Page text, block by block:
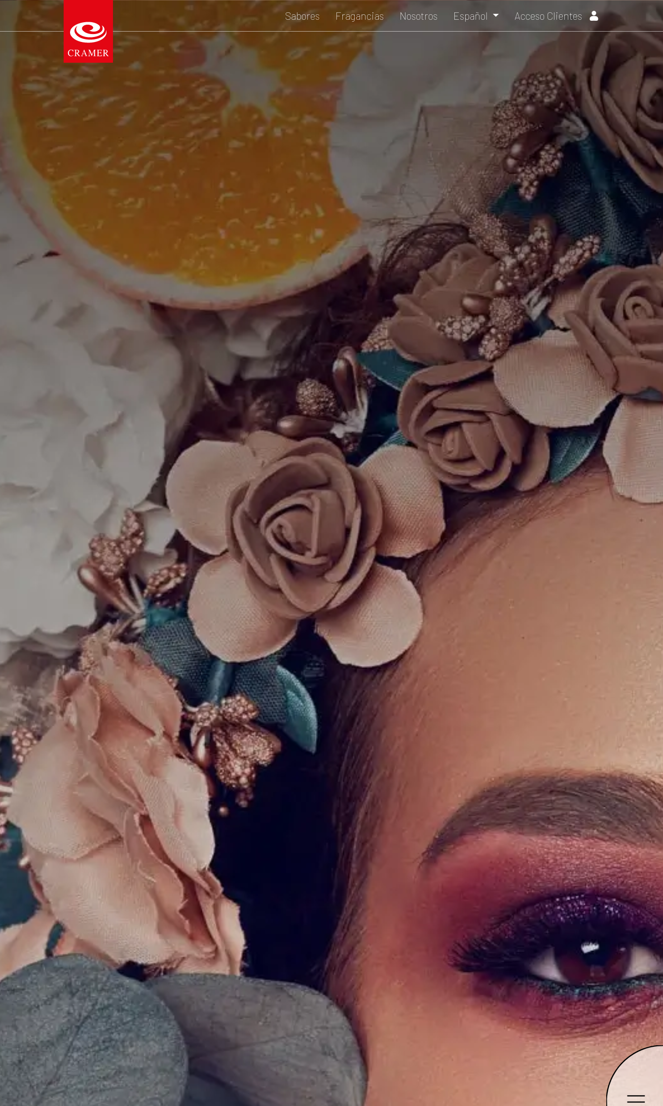
Sabores Fragancias Nosotros Español Acceso Clientes